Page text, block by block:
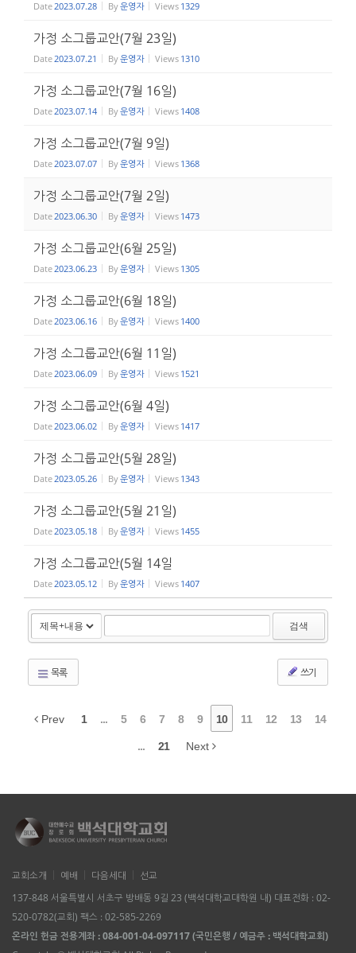
Date2023.07.28 By운영자 Views 1329
가정 소그룹교안(7월 23일)
Date2023.07.21 By운영자 Views 1310
가정 소그룹교안(7월 16일)
Date2023.07.14 By운영자 Views 1408
가정 소그룹교안(7월 9일)
Date2023.07.07 By운영자 Views 1368
가정 소그룹교안(7월 2일)
Date2023.06.30 By운영자 Views 1473
가정 소그룹교안(6월 25일)
Date2023.06.23 By운영자 Views 1305
가정 소그룹교안(6월 18일)
Date2023.06.16 By운영자 Views 1400
가정 소그룹교안(6월 11일)
Date2023.06.09 By운영자 Views 1521
가정 소그룹교안(6월 4일)
Date2023.06.02 By운영자 Views 1417
가정 소그룹교안(5월 28일)
Date2023.05.26 By운영자 Views 1343
가정 소그룹교안(5월 21일)
Date2023.05.18 By운영자 Views 1455
가정 소그룹교안(5월 14일
Date2023.05.12 By운영자 Views 1407
검색
목록 쓰기
Prev 1 ... 5 6 7 8 9 10 11 12 13 14
... 21 Next
교회소개 예배 다음세대
선교
137-848 서울특별시 서초구 방배동 9길 23 (백석대학교대학원 내) 대표전화 : 02-
520-0782(교회) 팩스 : 02-585-2269
온라인 헌금 전용계좌 : 084-001-04-097117 (국민은행 / 예금주 : 백석대학교회)